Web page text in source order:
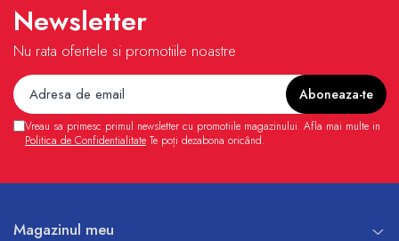
Newsletter
Nu rata ofertele si promotiile noastre
Vreau sa primesc primul newsletter cu promotiile magazinului. Afla mai multe in
Politica de Confidentialitate Te poți dezabona oricând.
Magazinul meu